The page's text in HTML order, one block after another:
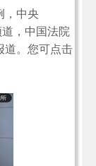
，中央
，中国法院
道。您可点击